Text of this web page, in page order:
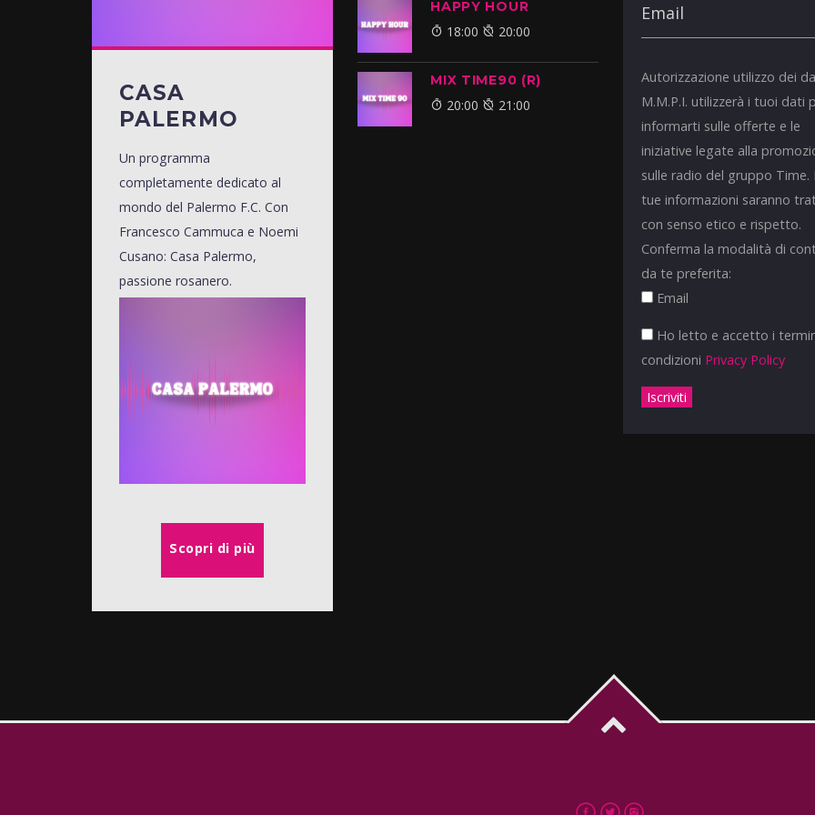
CASA
PALERMO
Un programma
completamente dedicato al
mondo del Palermo F.C. Con
Francesco Cammuca e Noemi
Cusano: Casa Palermo,
passione rosanero.
Scopri di più
HAPPY HOUR
18:00 20:00
MIX TIME90 (R)
20:00 21:00
Autorizzazione utilizzo dei
M.M.P.I. utilizzerà i tuoi dati
informarti sulle offerte e le
iniziative legate alla
sulle radio del gruppo Time.
tue informazioni saranno
con senso etico e rispetto.
Conferma la modalità di
da te preferita:
Email
Ho letto e accetto i
condizioni Privacy Policy